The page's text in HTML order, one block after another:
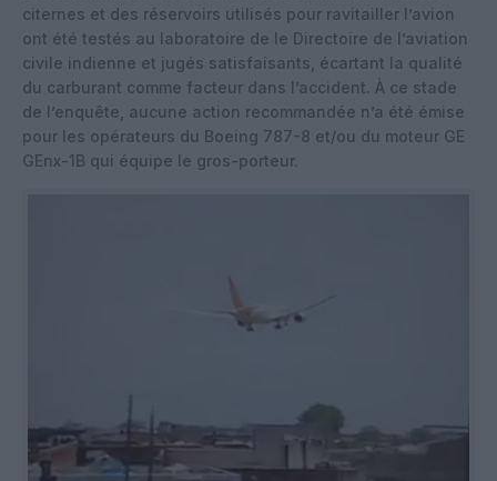
citernes et des réservoirs utilisés pour ravitailler l’avion
ont été testés au laboratoire de le Directoire de l’aviation
civile indienne et jugés satisfaisants, écartant la qualité
du carburant comme facteur dans l’accident. À ce stade
de l’enquête, aucune action recommandée n’a été émise
pour les opérateurs du Boeing 787-8 et/ou du moteur GE
GEnx-1B qui équipe le gros-porteur.